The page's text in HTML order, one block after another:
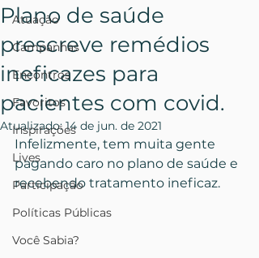
Atuação
Campanhas
Encontros
Favoritos
Inspirações
Lives
Participação
Políticas Públicas
Você Sabia?
Plano de saúde
prescreve remédios
ineficazes para
pacientes com covid.
Atualizado:14 de jun. de 2021
Infelizmente, tem muita gente
pagando caro no plano de saúde e
recebendo tratamento ineficaz.